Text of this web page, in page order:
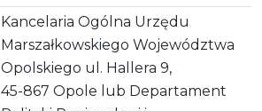
Kancelaria Ogólna Urzędu
Marszałkowskiego Województwa
Opolskiego ul. Hallera 9,
45-867 Opole lub Departament